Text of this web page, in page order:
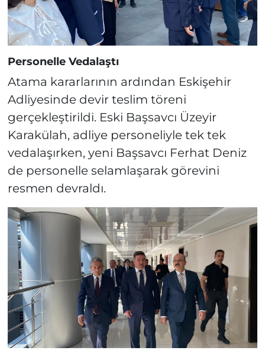
Personelle Vedalaştı
Atama kararlarının ardından Eskişehir
Adliyesinde devir teslim töreni
gerçekleştirildi. Eski Başsavcı Üzeyir
Karakülah, adliye personeliyle tek tek
vedalaşırken, yeni Başsavcı Ferhat Deniz
de personelle selamlaşarak görevini
resmen devraldı.